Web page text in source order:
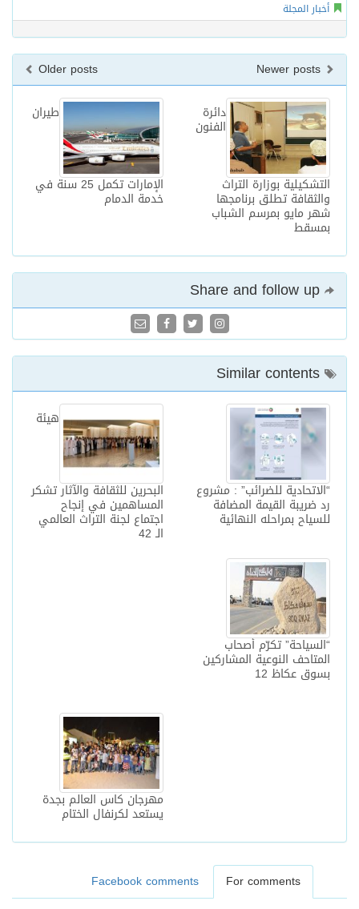
أخبار المجلة
Older posts
طيران
الإمارات تكمل 25 سنة في
خدمة الدمام
دائرة
الفنون
التشكيلية بوزارة التراث
والثقافة تطلق برنامجها
شهر مايو بمرسم الشباب
بمسقط
هيئة
البحرين للثقافة والآثار تشكر
المساهمين في إنجاح
اجتماع لجنة التراث العالمي
الـ 42‎
“الاتحادية للضرائب” : مشروع
رد ضريبة القيمة المضافة
للسياح بمراحله النهائية
“السياحة” تكرّم أصحاب
المتاحف النوعية المشاركين
بسوق عكاظ 12
مهرجان كاس العالم بجدة
يستعد لكرنفال الختام
For comments
Facebook comments